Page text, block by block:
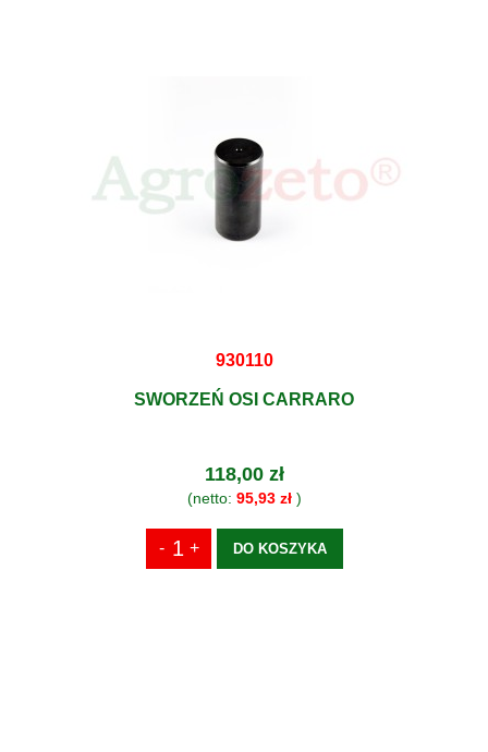
930110
SWORZEŃ OSI CARRARO
118,00 zł
(netto: 95,93 zł)
DO KOSZYKA